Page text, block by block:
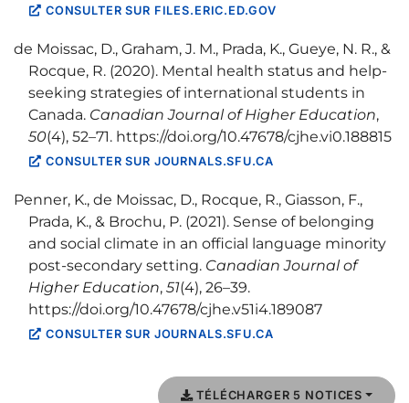
CONSULTER SUR FILES.ERIC.ED.GOV
de Moissac, D., Graham, J. M., Prada, K., Gueye, N. R., &
Rocque, R. (2020). Mental health status and help-
seeking strategies of international students in
Canada. Canadian Journal of Higher Education,
50(4), 52–71. https://doi.org/10.47678/cjhe.vi0.188815
CONSULTER SUR JOURNALS.SFU.CA
Penner, K., de Moissac, D., Rocque, R., Giasson, F.,
Prada, K., & Brochu, P. (2021). Sense of belonging
and social climate in an official language minority
post-secondary setting. Canadian Journal of
Higher Education, 51(4), 26–39.
https://doi.org/10.47678/cjhe.v51i4.189087
CONSULTER SUR JOURNALS.SFU.CA
TÉLÉCHARGER 5 NOTICES